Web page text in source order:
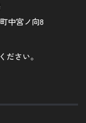
中宮ノ向8
ださい。